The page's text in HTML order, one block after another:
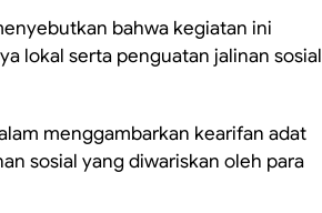
bahwa kegiatan ini
lokal serta penguatan jalinan sosial
menggambarkan kearifan adat
sosial yang diwariskan oleh para